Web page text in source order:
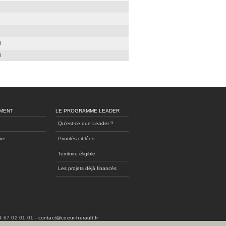
LE PROGRAMME LEADER
Qu'est-ce que Leader ?
Priorités ciblées
Territoire éligible
Les projets déjà financés
67 02 01 01 - contact@coeur-herault.fr